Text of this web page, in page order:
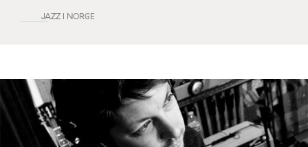
JAZZ I NORGE